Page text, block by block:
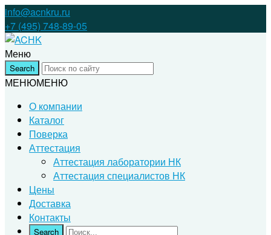
info@acnkru.ru
+7 (495) 748-89-05
Меню
МЕНЮМЕНЮ
О компании
Каталог
Поверка
Аттестация
Аттестация лаборатории НК
Аттестация специалистов НК
Цены
Доставка
Контакты